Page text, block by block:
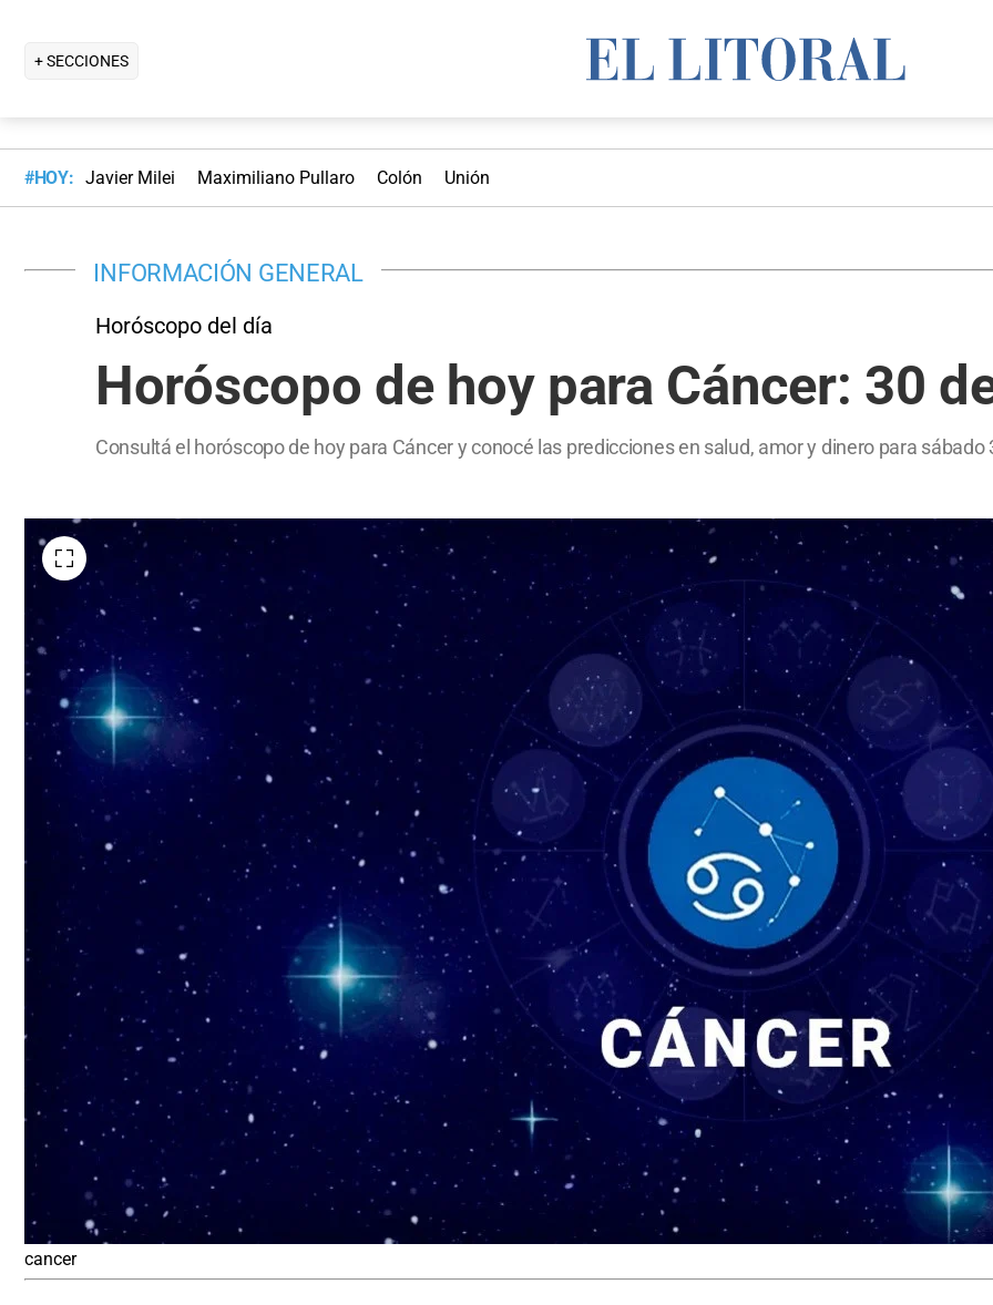
+ SECCIONES
#HOY: Javier Milei Maximiliano Pullaro Colón Unión
INFORMACIÓN GENERAL
Horóscopo del día
Horóscopo de hoy para Cáncer: 30
Consultá el horóscopo de hoy para Cáncer y conocé las predicciones en salud, amor y dinero para sábado
cancer